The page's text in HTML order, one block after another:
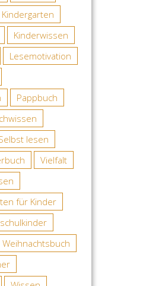
Kindergarten
Kinderwissen
Lesemotivation
Pappbuch
lesen
Vielfalt
für Kinder
Weihnachtsbuch